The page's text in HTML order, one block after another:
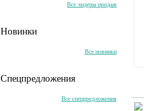
Все лидеры продаж
Новинки
Все новинки
Спецпредложения
Все спецпредложения